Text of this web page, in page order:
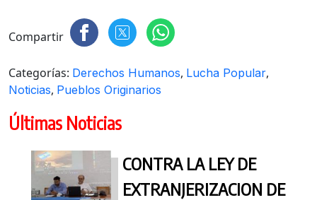
Compartir
Categorías: Derechos Humanos, Lucha Popular,
Noticias, Pueblos Originarios
Últimas Noticias
CONTRA LA LEY DE
EXTRANJERIZACION DE